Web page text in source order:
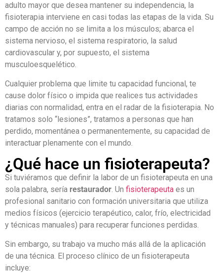
adulto mayor que desea mantener su independencia, la
fisioterapia interviene en casi todas las etapas de la vida. Su
campo de acción no se limita a los músculos; abarca el
sistema nervioso, el sistema respiratorio, la salud
cardiovascular y, por supuesto, el sistema
musculoesquelético.
Cualquier problema que limite tu capacidad funcional, te
cause dolor físico o impida que realices tus actividades
diarias con normalidad, entra en el radar de la fisioterapia. No
tratamos solo “lesiones”, tratamos a personas que han
perdido, momentánea o permanentemente, su capacidad de
interactuar plenamente con el mundo.
¿Qué hace un fisioterapeuta?
Si tuviéramos que definir la labor de un fisioterapeuta en una
sola palabra, sería restaurador. Un fisioterapeuta es un
profesional sanitario con formación universitaria que utiliza
medios físicos (ejercicio terapéutico, calor, frío, electricidad
y técnicas manuales) para recuperar funciones perdidas.
Sin embargo, su trabajo va mucho más allá de la aplicación
de una técnica. El proceso clínico de un fisioterapeuta
incluye: